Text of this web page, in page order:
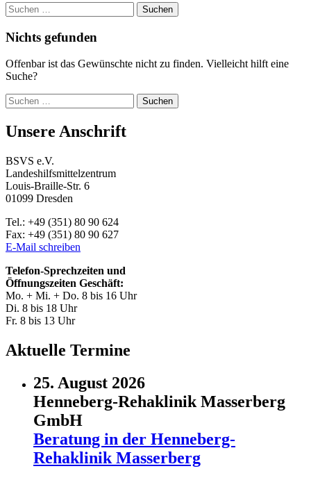
Suche
Suchen
nach:
Nichts gefunden
Offenbar ist das Gewünschte nicht zu finden. Vielleicht hilft eine
Suche?
Suchen
nach:
Unsere Anschrift
BSVS e.V.
Landeshilfsmittelzentrum
Louis-Braille-Str. 6
01099 Dresden
Tel.: +49 (351) 80 90 624
Fax: +49 (351) 80 90 627
E-Mail schreiben
Telefon-Sprechzeiten und
Öffnungszeiten Geschäft:
Mo. + Mi. + Do. 8 bis 16 Uhr
Di. 8 bis 18 Uhr
Fr. 8 bis 13 Uhr
Aktuelle Termine
25. August 2026
Henneberg-Rehaklinik Masserberg
GmbH
Beratung in der Henneberg-
Rehaklinik Masserberg